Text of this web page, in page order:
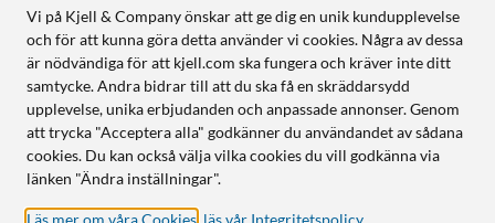
Vi på Kjell & Company önskar att ge dig en unik kundupplevelse
och för att kunna göra detta använder vi cookies. Några av dessa
är nödvändiga för att kjell.com ska fungera och kräver inte ditt
samtycke. Andra bidrar till att du ska få en skräddarsydd
upplevelse, unika erbjudanden och anpassade annonser. Genom
att trycka "Acceptera alla" godkänner du användandet av sådana
cookies. Du kan också välja vilka cookies du vill godkänna via
länken "Ändra inställningar".
Läs mer om våra Cookies läs vår Integritetspolicy.